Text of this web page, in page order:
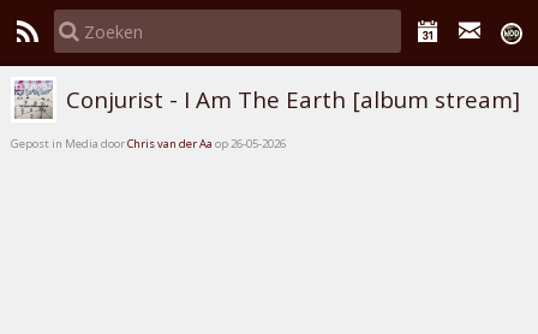
Conjurist - I Am The Earth [album stream]
Gepost in Media doorChris van der Aa op 26-05-2026